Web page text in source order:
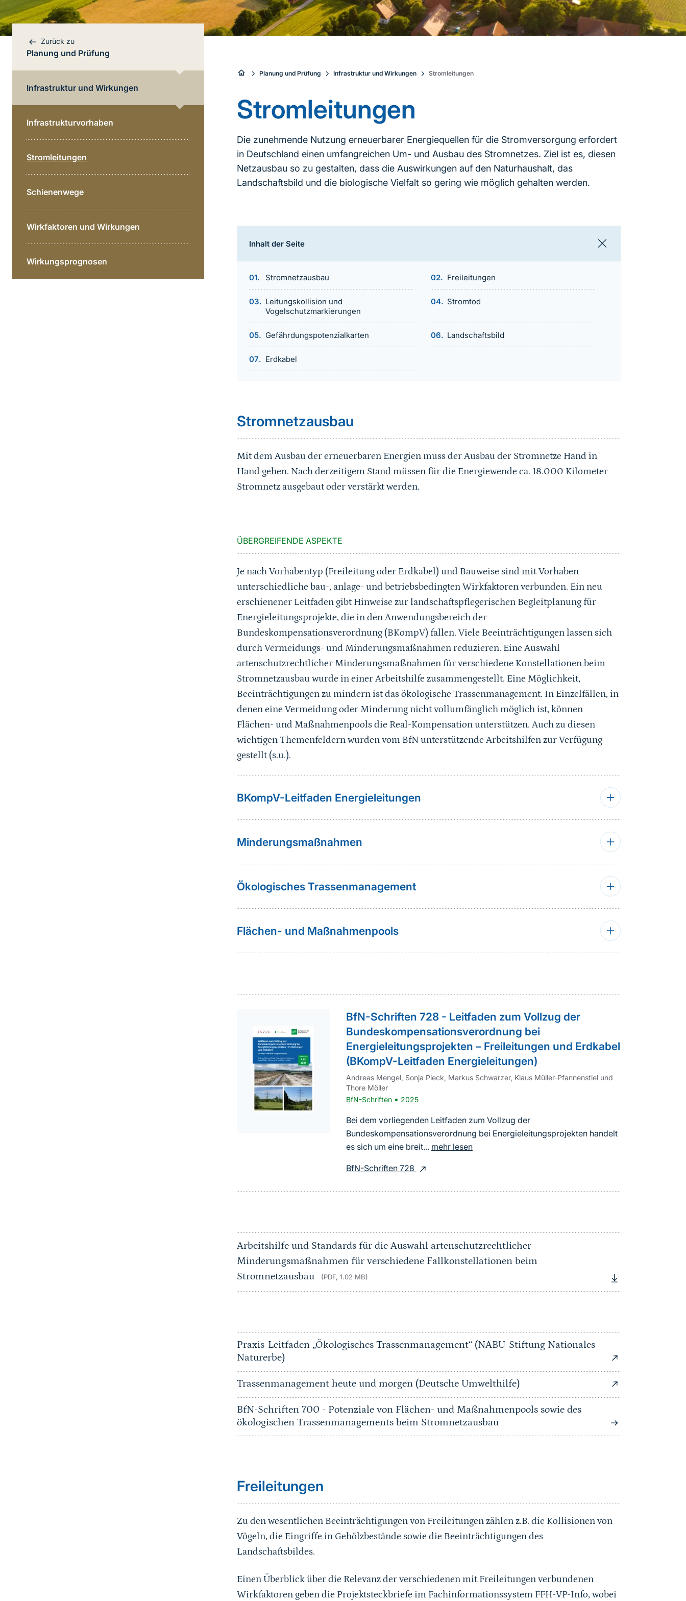
Bereichsnavigation
Direkt zur Hauptinhalte
Zurück zu
Planung und Prüfung
Infrastruktur und Wirkungen
Infrastrukturvorhaben
Stromleitungen
Schienenwege
Wirkfaktoren und Wirkungen
Wirkungsprognosen
Sie
sind
hier:
Planung und Prüfung Infrastruktur und Wirkungen Stromleitungen
Stromleitungen
Die zunehmende Nutzung erneuerbarer Energiequellen für die Stromversorgung erfordert
in Deutschland einen umfangreichen Um- und Ausbau des Stromnetzes. Ziel ist es, diesen
Netzausbau so zu gestalten, dass die Auswirkungen auf den Naturhaushalt, das
Landschaftsbild und die biologische Vielfalt so gering wie möglich gehalten werden.
Inhalt der Seite
Stromnetzausbau Freileitungen
Leitungskollision und
Vogelschutzmarkierungen
Stromtod
Gefährdungspotenzialkarten Landschaftsbild
Erdkabel
Stromnetzausbau
Mit dem Ausbau der erneuerbaren Energien muss der Ausbau der Stromnetze Hand in
Hand gehen. Nach derzeitigem Stand müssen für die Energiewende ca. 18.000 Kilometer
Stromnetz ausgebaut oder verstärkt werden.
ÜBERGREIFENDE ASPEKTE
Je nach Vorhabentyp (Freileitung oder Erdkabel) und Bauweise sind mit Vorhaben
unterschiedliche bau-, anlage- und betriebsbedingten Wirkfaktoren verbunden. Ein neu
erschienener Leitfaden gibt Hinweise zur landschaftspflegerischen Begleitplanung für
Energieleitungsprojekte, die in den Anwendungsbereich der
Bundeskompensationsverordnung (BKompV) fallen. Viele Beeinträchtigungen lassen sich
durch Vermeidungs- und Minderungsmaßnahmen reduzieren. Eine Auswahl
artenschutzrechtlicher Minderungsmaßnahmen für verschiedene Konstellationen beim
Stromnetzausbau wurde in einer Arbeitshilfe zusammengestellt. Eine Möglichkeit,
Beeinträchtigungen zu mindern ist das ökologische Trassenmanagement. In Einzelfällen, in
denen eine Vermeidung oder Minderung nicht vollumfänglich möglich ist, können
Flächen- und Maßnahmenpools die Real-Kompensation unterstützen. Auch zu diesen
wichtigen Themenfeldern wurden vom BfN unterstützende Arbeitshilfen zur Verfügung
gestellt (s.u.).
BKompV-Leitfaden Energieleitungen
Minderungsmaßnahmen
Ökologisches Trassenmanagement
Flächen- und Maßnahmenpools
BfN-Schriften 728 - Leitfaden zum Vollzug der
Bundeskompensationsverordnung bei
Energieleitungsprojekten – Freileitungen und Erdkabel
(BKompV-Leitfaden Energieleitungen)
Andreas Mengel, Sonja Pieck, Markus Schwarzer, Klaus Müller-Pfannenstiel und
Thore Möller
BfN-Schriften • 2025
Bei dem vorliegenden Leitfaden zum Vollzug der
Bundeskompensationsverordnung bei Energieleitungsprojekten handelt
es sich um eine breit... mehr lesen
BfN-Schriften 728
Arbeitshilfe und Standards für die Auswahl artenschutzrechtlicher
Minderungsmaßnahmen für verschiedene Fallkonstellationen beim
Stromnetzausbau
(PDF, 1.02 MB)
Praxis-Leitfaden „Ökologisches Trassenmanagement“ (NABU-Stiftung Nationales
Naturerbe)
Trassenmanagement heute und morgen (Deutsche Umwelthilfe)
BfN-Schriften 700 - Potenziale von Flächen- und Maßnahmenpools sowie des
ökologischen Trassenmanagements beim Stromnetzausbau
Freileitungen
Zu den wesentlichen Beeinträchtigungen von Freileitungen zählen z.B. die Kollisionen von
Vögeln, die Eingriffe in Gehölzbestände sowie die Beeinträchtigungen des
Landschaftsbildes.
Einen Überblick über die Relevanz der verschiedenen mit Freileitungen verbundenen
Wirkfaktoren geben die Projektsteckbriefe im Fachinformationssystem FFH-VP-Info, wobei